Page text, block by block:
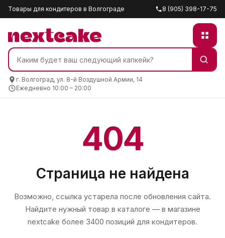
Товары для кондитеров в Волгограде 8 (905) 398-17-75
г. Волгоград, ул. 8-й Воздушной Армии, 14
Ежедневно 10:00 – 20:00
404
Страница не найдена
Возможно, ссылка устарела после обновления сайта.
Найдите нужный товар в каталоге — в магазине
nextcake более 3400 позиций для кондитеров.